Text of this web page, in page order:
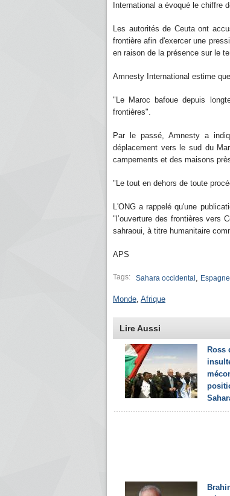
International a évoqué le chiffre
Les autorités de Ceuta ont
frontière afin d'exercer une
en raison de la présence sur le
Amnesty International estime
"Le Maroc bafoue depuis
frontières".
Par le passé, Amnesty a
déplacement vers le sud du
campements et des maisons
"Le tout en dehors de toute
L'ONG a rappelé qu'une
"l’ouverture des frontières vers
sahraoui, à titre humanitaire
APS
Tags: Sahara occidental , Espagne
Monde, Afrique
Lire Aussi
Ross